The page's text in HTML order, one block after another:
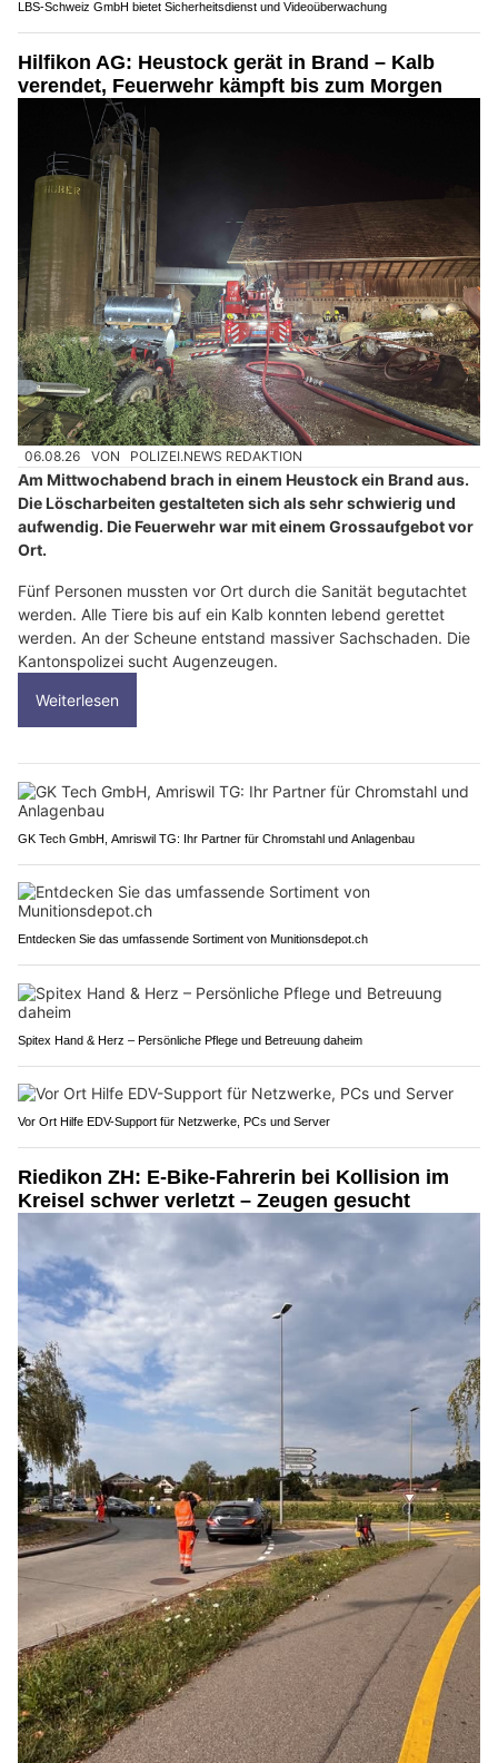
LBS-Schweiz GmbH bietet Sicherheitsdienst und Videoüberwachung
Hilfikon AG: Heustock gerät in Brand – Kalb
verendet, Feuerwehr kämpft bis zum Morgen
06.08.26 VON POLIZEI.NEWS REDAKTION
Am Mittwochabend brach in einem Heustock ein Brand aus.
Die Löscharbeiten gestalteten sich als sehr schwierig und
aufwendig. Die Feuerwehr war mit einem Grossaufgebot vor
Ort.
Fünf Personen mussten vor Ort durch die Sanität begutachtet
werden. Alle Tiere bis auf ein Kalb konnten lebend gerettet
werden. An der Scheune entstand massiver Sachschaden. Die
Kantonspolizei sucht Augenzeugen.
Weiterlesen
GK Tech GmbH, Amriswil TG: Ihr Partner für Chromstahl und Anlagenbau
Entdecken Sie das umfassende Sortiment von Munitionsdepot.ch
Spitex Hand & Herz – Persönliche Pflege und Betreuung daheim
Vor Ort Hilfe EDV-Support für Netzwerke, PCs und Server
Riedikon ZH: E-Bike-Fahrerin bei Kollision im
Kreisel schwer verletzt – Zeugen gesucht